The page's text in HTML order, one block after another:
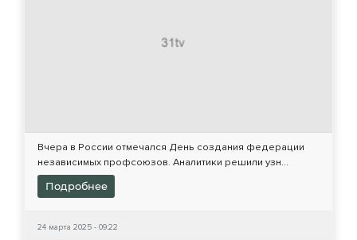
Вчера в России отмечался День создания федерации
независимых профсоюзов. Аналитики решили узн...
Подробнее
24 марта 2025 - 09:22